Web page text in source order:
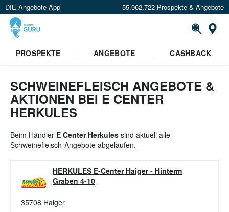
DIE Angebote App 55.962.722 Prospekte & Angebote
Standort festlegen
PROSPEKTE ANGEBOTE CASHBACK
SCHWEINEFLEISCH ANGEBOTE &
AKTIONEN BEI E CENTER
HERKULES
Beim Händler E Center Herkules sind aktuell alle
Schweinefleisch-Angebote abgelaufen.
HERKULES E-Center Haiger- Hinterm
Graben 4-10
35708 Haiger